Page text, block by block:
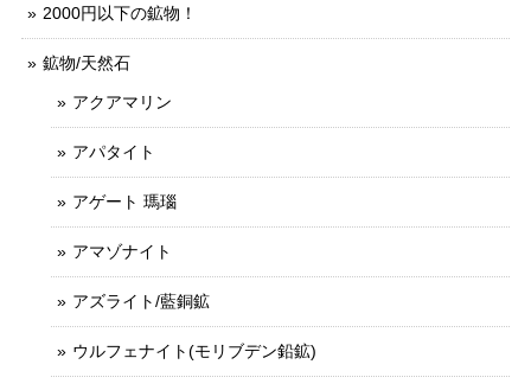
2000円以下の鉱物！
鉱物/天然石
アクアマリン
アパタイト
アゲート 瑪瑙
アマゾナイト
アズライト/藍銅鉱
ウルフェナイト(モリブデン鉛鉱)